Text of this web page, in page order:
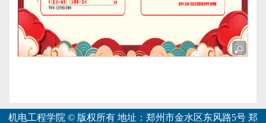
机电工程学院 © 版权所有 地址：郑州市金水区东风路5号 郑